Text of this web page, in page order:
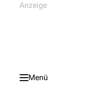
Menü